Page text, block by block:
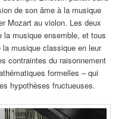
de son âme à la musique
Mozart au violon. Les deux
la musique ensemble, et tous
musique classique en leur
contraintes du raisonnement
formelles – qui
hypothèses fructueuses.